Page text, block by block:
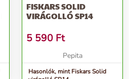
FISKARS SOLID
VIRÁGOLLÓ SP14
5 590 Ft
Pepita
Hasonlók, mint Fiskars Solid